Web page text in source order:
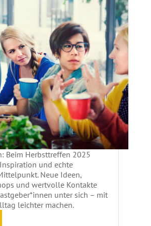
Beim Herbsttreffen 2025
und echte
Neue Ideen,
und wertvolle Kontakte
unter sich – mit
leichter machen.